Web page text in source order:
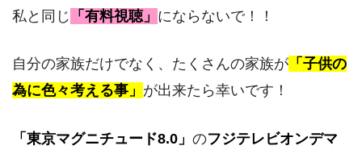
私と同じ 「有料視聴」 にならないで！！
自分の家族だけでなく、たくさんの家族が 「子供の
為に色々考える事」 が出来たら幸いです！
「東京マグニチュード8.0」 のフジテレビオンデマ